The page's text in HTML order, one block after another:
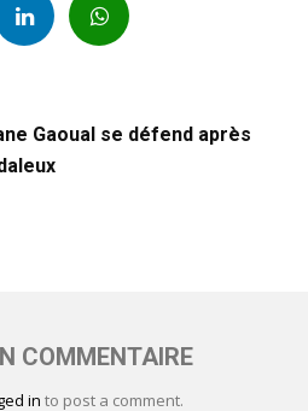
Gaoual se défend après
COMMENTAIRE
in to post a comment.